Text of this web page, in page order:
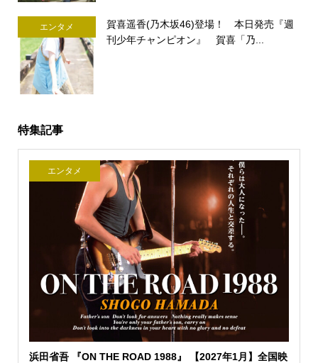
エンタメ
賀喜遥香(乃木坂46)登場！ 本日発売『週
刊少年チャンピオン』 賀喜「乃...
特集記事
エンタメ
浜田省吾 『ON THE ROAD 1988』 【2027年1月】全国映